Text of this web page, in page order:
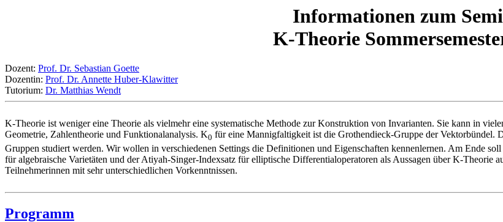
Informationen zum
K-Theorie
Dozent: Prof. Dr. Sebastian Goette
Dozentin: Prof. Dr. Annette Huber-Klawitter
Tutorium: Dr. Matthias Wendt
K-Theorie ist weniger eine Theorie als vielmehr eine systematische Methode zur Konstruktion von Invarianten. Sie kann in
Geometrie, Zahlentheorie und Funktionalanalysis. K0 für eine Mannigfaltigkeit ist die Grothendieck-Gruppe der Vektorbündel.
Gruppen studiert werden. Wir wollen in verschiedenen Settings die Definitionen und Eigenschaften kennenlernen. Am Ende
für algebraische Varietäten und der Atiyah-Singer-Indexsatz für elliptische Differentialoperatoren als Aussagen über K-Theorie
Teilnehmerinnen mit sehr unterschiedlichen Vorkenntnissen.
Programm